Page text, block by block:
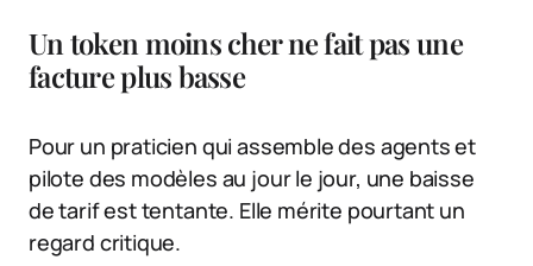
Un token moins cher ne fait pas une
facture plus basse
Pour un praticien qui assemble des agents et
pilote des modèles au jour le jour, une baisse
de tarif est tentante. Elle mérite pourtant un
regard critique.